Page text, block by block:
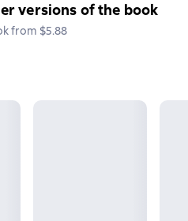
versions of the book
from $5.88